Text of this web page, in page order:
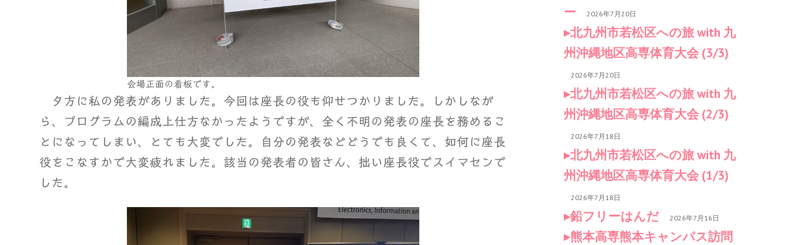
会場正面の看板です。
夕方に私の発表がありました。今回は座長の役も仰せつかりました。しかしなが
ら、プログラムの編成上仕方なかったようですが、全く不明の発表の座長を務めるこ
とになってしまい、とても大変でした。自分の発表などどうでも良くて、如何に座長
役をこなすかで大変疲れました。該当の発表者の皆さん、拙い座長役でスイマセンで
した。
ー 2026年7月20日
北九州市若松区への旅 with 九
州沖縄地区高専体育大会 (3/3)
2026年7月20日
北九州市若松区への旅 with 九
州沖縄地区高専体育大会 (2/3)
2026年7月18日
北九州市若松区への旅 with 九
州沖縄地区高専体育大会 (1/3)
2026年7月18日
鉛フリーはんだ 2026年7月16日
熊本高専熊本キャンパス訪問